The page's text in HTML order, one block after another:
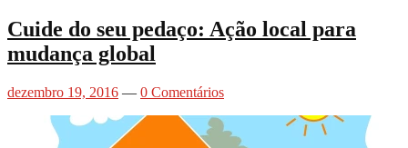
Cuide do seu pedaço: Ação local para
mudança global
dezembro 19, 2016 — 0 Comentários